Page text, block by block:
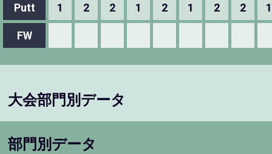
Putt 1 2 2 1 2 1 2 2 1
FW
大会部門別データ
部門別データ